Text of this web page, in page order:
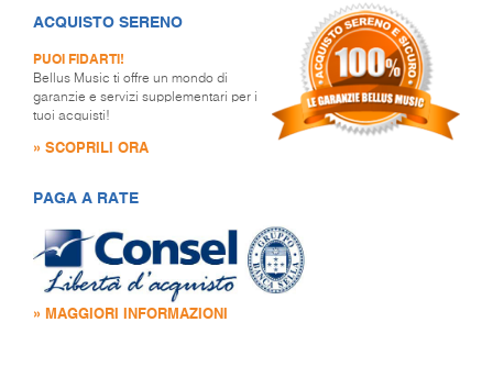
ACQUISTO SERENO
PUOI FIDARTI!
Bellus Music ti offre un mondo di
garanzie e servizi supplementari per i
tuoi acquisti!
» SCOPRILI ORA
PAGA A RATE
» MAGGIORI INFORMAZIONI